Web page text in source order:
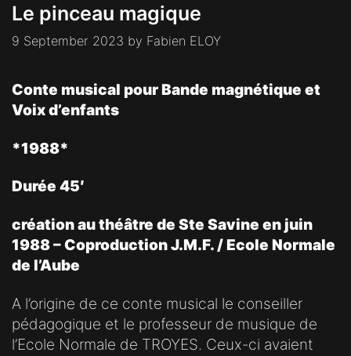
Le pinceau magique
9 September 2023 by Fabien ELOY
Conte musical pour Bande magnétique et
Voix d’enfants
*1988*
Durée 45′
création au théâtre de Ste Savine en juin
1988 – Coproduction J.M.F. / Ecole Normale
de l’Aube
A l’origine de ce conte musical le conseiller
pédagogique et le professeur de musique de
l’Ecole Normale de TROYES. Ceux-ci avaient